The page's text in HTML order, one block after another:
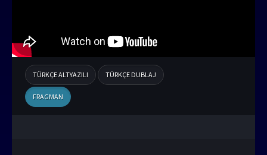
TÜRKÇE ALTYAZILI TÜRKÇE DUBLAJ
FRAGMAN